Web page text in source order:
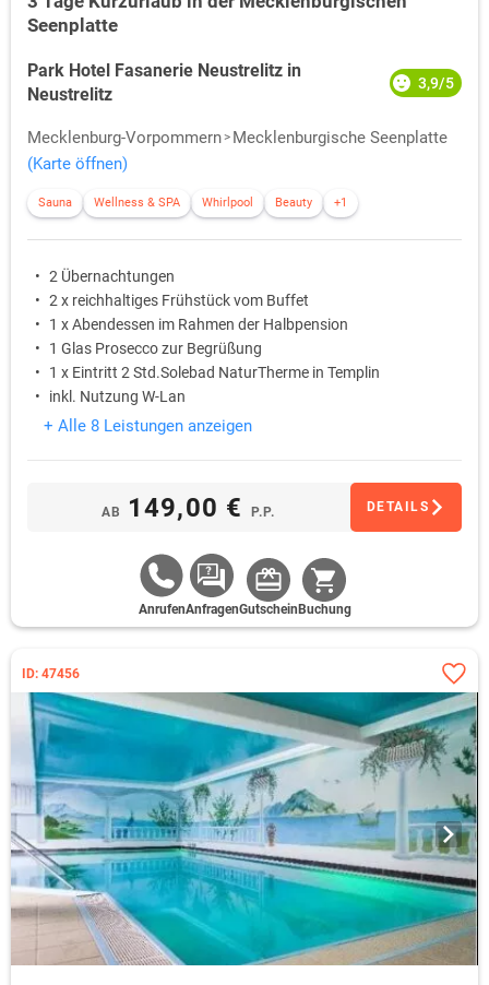
Seenplatte
Park Hotel Fasanerie Neustrelitz in
Neustrelitz
3,9/5
Mecklenburg-Vorpommern
Mecklenburgische Seenplatte
(Karte öffnen)
Sauna Wellness & SPA Whirlpool Beauty +1
2 Übernachtungen
2 x reichhaltiges Frühstück vom Buffet
1 x Abendessen im Rahmen der Halbpension
1 Glas Prosecco zur Begrüßung
1 x Eintritt 2 Std.Solebad NaturTherme in Templin
inkl. Nutzung W-Lan
+ Alle 8 Leistungen anzeigen
AB 149,00 € P.P. DETAILS
AnrufenAnfragenGutschein Buchung
ID: 47456